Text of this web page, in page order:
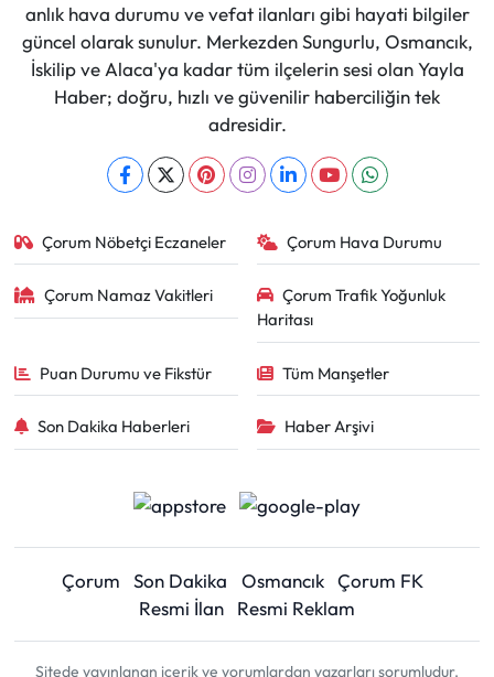
anlık hava durumu ve vefat ilanları gibi hayati bilgiler
güncel olarak sunulur. Merkezden Sungurlu, Osmancık,
İskilip ve Alaca'ya kadar tüm ilçelerin sesi olan Yayla
Haber; doğru, hızlı ve güvenilir haberciliğin tek
adresidir.
Çorum Nöbetçi Eczaneler Çorum Hava Durumu
Çorum Namaz Vakitleri
Çorum Trafik Yoğunluk
Haritası
Puan Durumu ve Fikstür Tüm Manşetler
Son Dakika Haberleri Haber Arşivi
Çorum Son Dakika Osmancık Çorum FK
Resmi İlan
Resmi Reklam
Sitede yayınlanan içerik ve yorumlardan yazarları sorumludur.